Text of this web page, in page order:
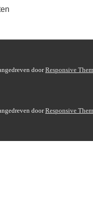
doorResponsive
doorResponsive